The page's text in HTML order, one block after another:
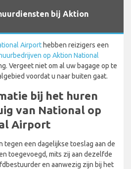
bij Aktion
Airporthebben reizigers een
op Aktion National
Vergeet niet om al uw bagage op te
voordat u naar buiten gaat.
bij het huren
van National op
Airport
tegen een dagelijkse toeslag aan de
toegevoegd, mits zij aan dezelfde
en aanwezig zijn bij het